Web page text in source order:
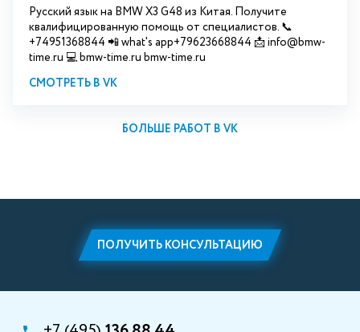
Русский язык на BMW X3 G48 из Китая. Получите
квалифицированную помощь от специалистов. 📞
+74951368844 📲 what's app+79623668844 📩 info@bmw-
time.ru 💻 bmw-time.ru bmw-time.ru
СМОТРЕТЬ В VK
БОЛЬШЕ РАБОТ В VK
ПОЛУЧИТЬ КОНСУЛЬТАЦИЮ